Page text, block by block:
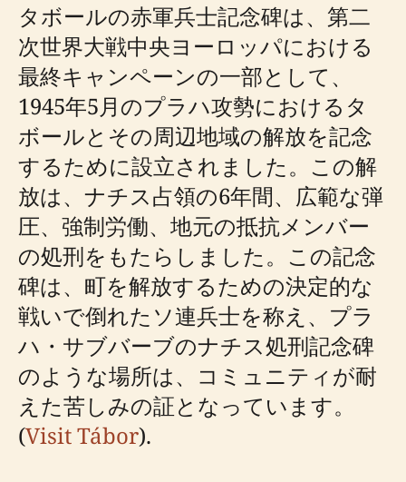
タボールの赤軍兵士記念碑は、第二
次世界大戦中央ヨーロッパにおける
最終キャンペーンの一部として、
1945年5月のプラハ攻勢におけるタ
ボールとその周辺地域の解放を記念
するために設立されました。この解
放は、ナチス占領の6年間、広範な弾
圧、強制労働、地元の抵抗メンバー
の処刑をもたらしました。この記念
碑は、町を解放するための決定的な
戦いで倒れたソ連兵士を称え、プラ
ハ・サブバーブのナチス処刑記念碑
のような場所は、コミュニティが耐
えた苦しみの証となっています。
(Visit Tábor).